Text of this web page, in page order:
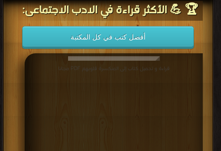
🏆 💪 الأكثر قراءة في الادب الاجتماعى:
أفضل كتب في كل المكتبة
قراءة و تحميل كتاب إلى المنكسرة قلوبهم PDF مجانا